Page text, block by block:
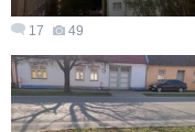
17 49